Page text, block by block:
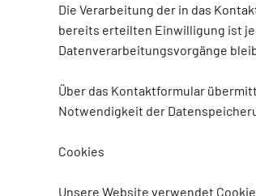
Die Verarbeitung der in das
bereits erteilten Einwilligung ist
Datenverarbeitungsvorgänge
Über das Kontaktformular
Notwendigkeit der
Cookies
Unsere Website verwendet